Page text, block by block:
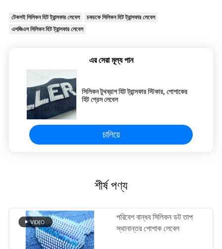
টেকসই সিলিকন হিট ট্রান্সফার লেবেল
চকচকে সিলিকন হিট ট্রান্সফার লেবেল
এসজিএস সিলিকন হিট ট্রান্সফার লেবেল
এর সেরা মূল্য পান
সিলিকন টুথব্রাশ হিট ট্রান্সফার স্টিকার, পোশাকের
হিট প্রেস লেবেল
চালিয়ে
শীর্ষ পণ্য
পরিবেশ বান্ধব সিলিকন ডট তাপ
স্থানান্তর পোশাক লেবেল